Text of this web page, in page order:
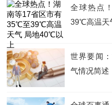
全球热点
39℃高温天
世界要闻
气情况简述